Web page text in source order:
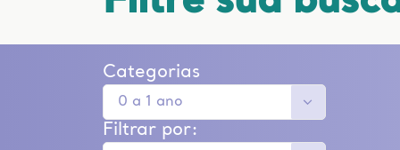
Categorias
Filtrar por: